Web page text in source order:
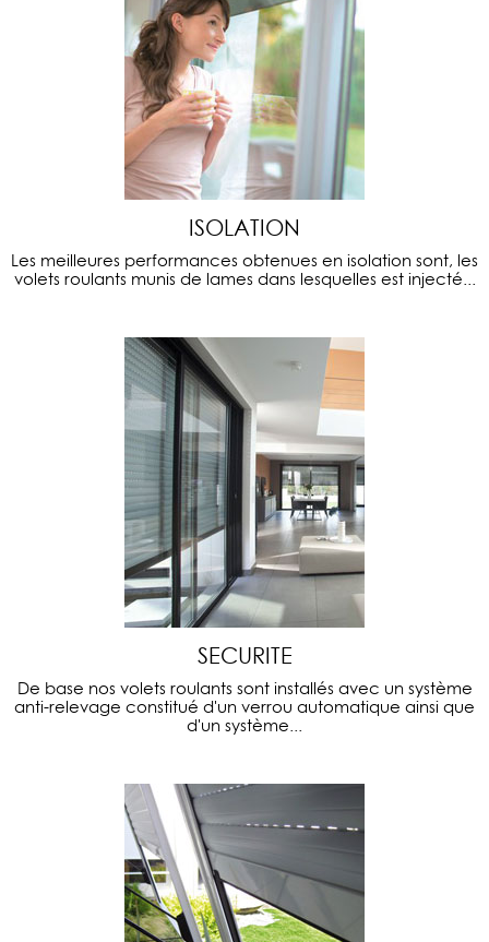
ISOLATION
Les meilleures performances obtenues en isolation sont, les
volets roulants munis de lames dans lesquelles est injecté...
SECURITE
De base nos volets roulants sont installés avec un système
anti-relevage constitué d'un verrou automatique ainsi que
d'un système...